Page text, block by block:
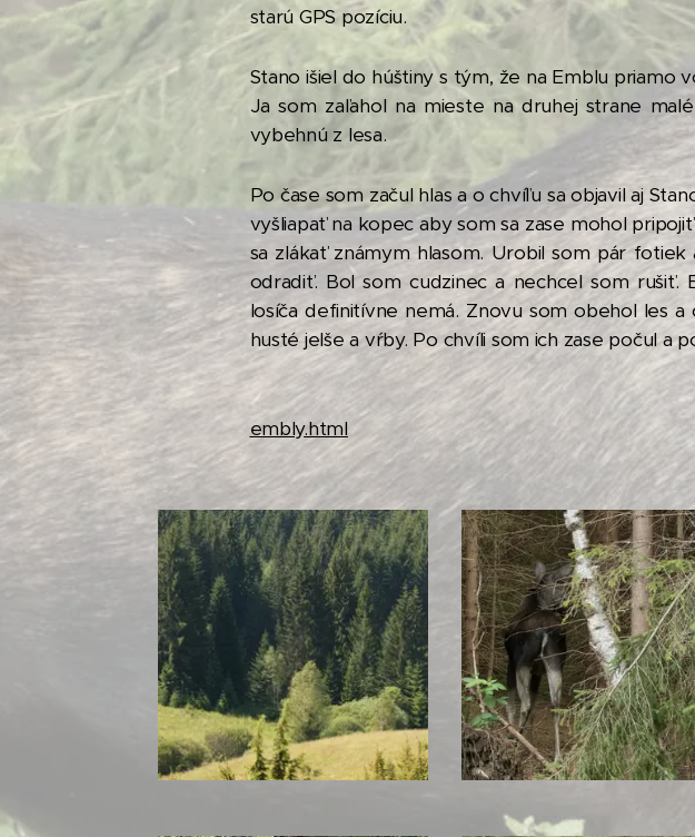
starú GPS pozíciu.
Stano išiel do húštiny s tým, že na Emblu priamo
Ja som zaľahol na mieste na druhej strane
vybehnú z lesa.
Po čase som začul hlas a o chvíľu sa objavil aj
vyšliapať na kopec aby som sa zase mohol
sa zlákať známym hlasom. Urobil som pár
odradiť. Bol som cudzinec a nechcel som rušiť.
losíča definitívne nemá. Znovu som obehol les
husté jelše a vŕby. Po chvíli som ich zase počul a
embly.html